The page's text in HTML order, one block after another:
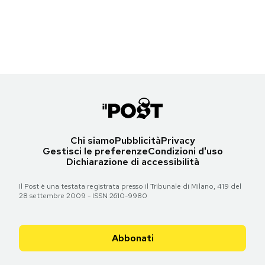
Chi siamoPubblicitàPrivacy
Gestisci le preferenzeCondizioni d'uso
Dichiarazione di accessibilità
Il Post è una testata registrata presso il Tribunale di Milano, 419 del
28 settembre 2009 - ISSN 2610-9980
Abbonati